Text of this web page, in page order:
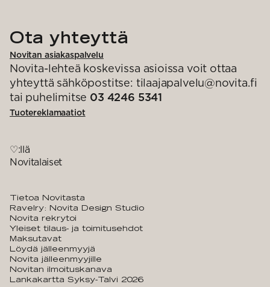
Ota yhteyttä
Novitan asiakaspalvelu
Novita-lehteä koskevissa asioissa voit ottaa
yhteyttä sähköpostitse: tilaajapalvelu@novita.fi
tai puhelimitse 03 4246 5341
Tuotereklamaatiot
♡:llä
Novitalaiset
Tietoa Novitasta
Ravelry: Novita Design Studio
Novita rekrytoi
Yleiset tilaus- ja toimitusehdot
Maksutavat
Löydä jälleenmyyjä
Novita jälleenmyyjille
Novitan ilmoituskanava
Lankakartta Syksy-Talvi 2026